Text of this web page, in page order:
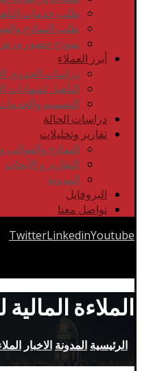
طلب خدمات
طلب النماذج
نموذج حضور
أبرز العملاء
دراسات الجدوى
التأهيل لشهادات
التصميم
دراسات الحالة
تقارير وتحليلات
النماذج والقوالب
التقارير و الأبحاث
المدونة
البروفايل
تواصل معنا
TwitterLinkedinYoutube
الملاءة
الرئيسية المدونةالاخبار